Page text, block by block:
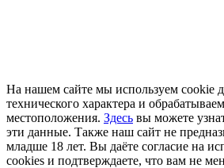
На нашем сайте мы используем cookie
технического характера и
местоположения. Здесь вы можете
эти данные. Также наш сайт не
младше 18 лет. Вы даёте согласие на
cookies и подтверждаете, что вам не